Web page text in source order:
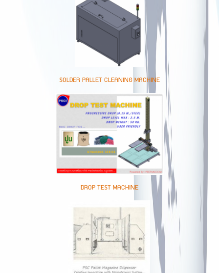
SOLDER PALLET CLEANING MACHINE
DROP TEST MACHINE